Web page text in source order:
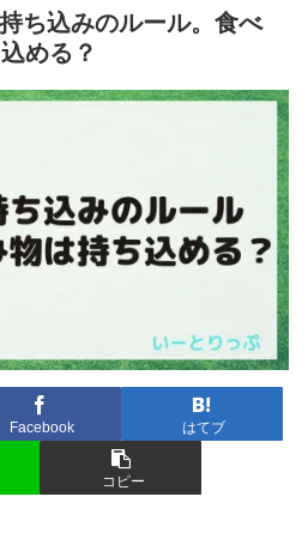
ち込みのルール。食べ
める？
Facebook はてブ
コピー